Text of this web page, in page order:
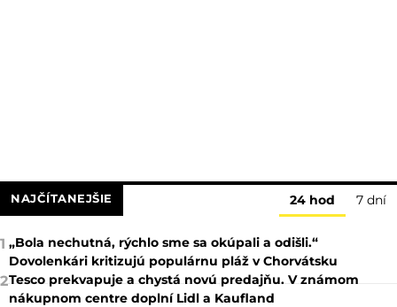
NAJČÍTANEJŠIE 24 hod 7 dní
1 „Bola nechutná, rýchlo sme sa okúpali a odišli.“
Dovolenkári kritizujú populárnu pláž v Chorvátsku
2Tesco prekvapuje a chystá novú predajňu. V známom
nákupnom centre doplní Lidl a Kaufland